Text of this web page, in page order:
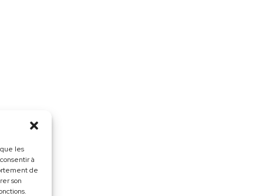
les
à
de
son